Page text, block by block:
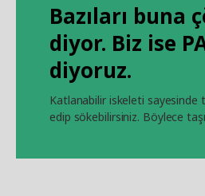
Bazıları buna
diyor. Biz ise
diyoruz.
Katlanabilir iskeleti
edip sökebilirsiniz. Böylece